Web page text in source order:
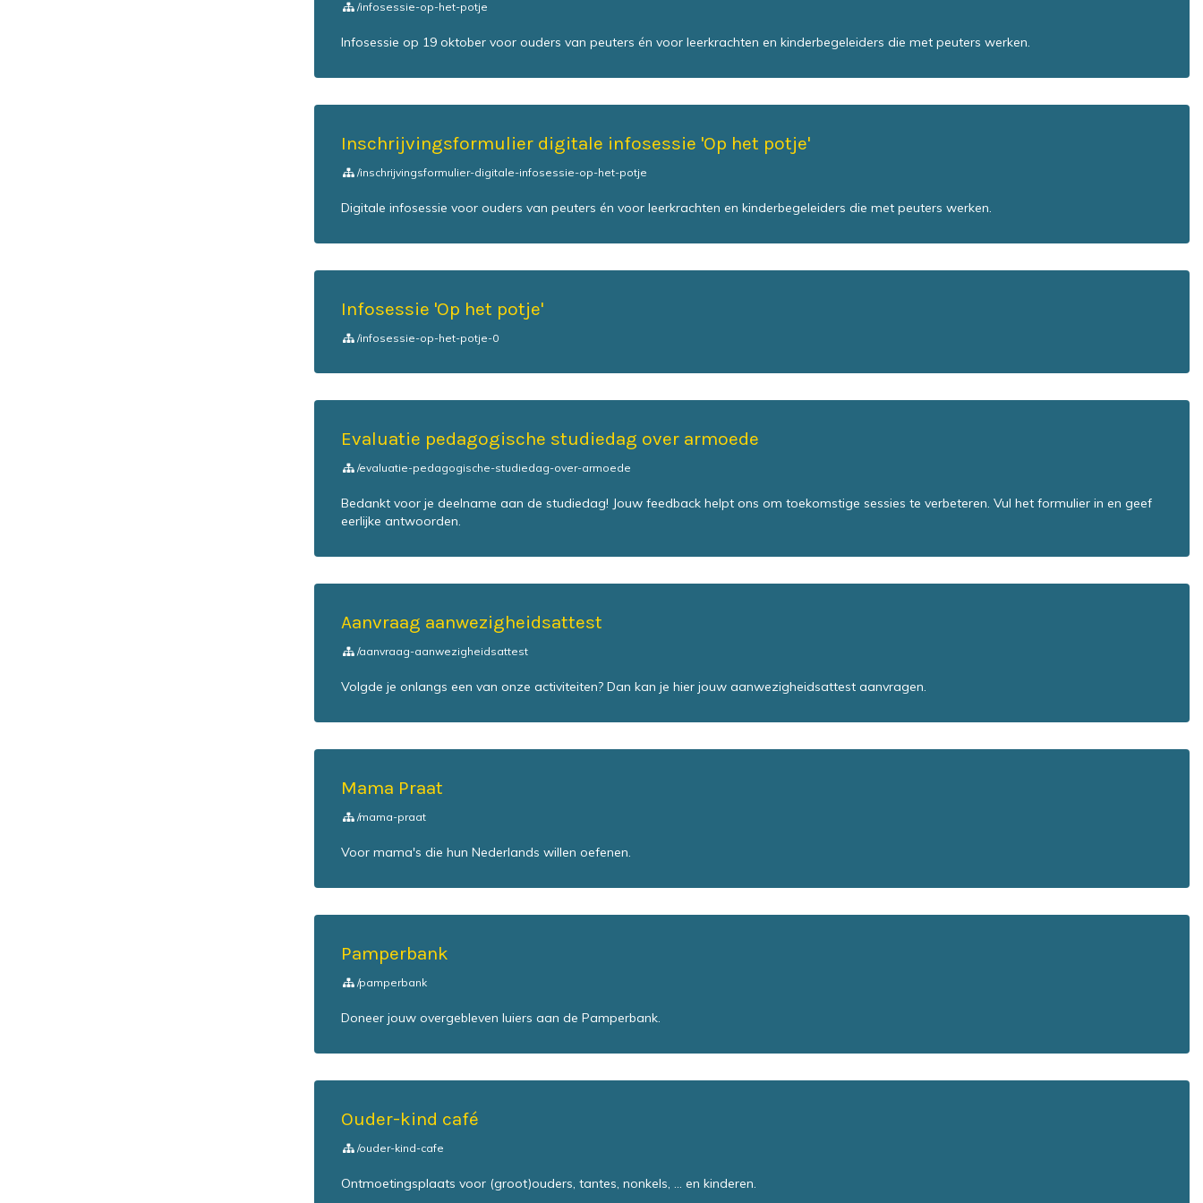
/infosessie-op-het-potje
Infosessie op 19 oktober voor ouders van peuters én voor leerkrachten en kinderbegeleiders die met peuters werken.
Inschrijvingsformulier digitale infosessie 'Op het potje'
/inschrijvingsformulier-digitale-infosessie-op-het-potje
Digitale infosessie voor ouders van peuters én voor leerkrachten en kinderbegeleiders die met peuters werken.
Infosessie 'Op het potje'
/infosessie-op-het-potje-0
Evaluatie pedagogische studiedag over armoede
/evaluatie-pedagogische-studiedag-over-armoede
Bedankt voor je deelname aan de studiedag! Jouw feedback helpt ons om toekomstige sessies te verbeteren. Vul het formulier in en geef
eerlijke antwoorden.
Aanvraag aanwezigheidsattest
/aanvraag-aanwezigheidsattest
Volgde je onlangs een van onze activiteiten? Dan kan je hier jouw aanwezigheidsattest aanvragen.
Mama Praat
/mama-praat
Voor mama's die hun Nederlands willen oefenen.
Pamperbank
/pamperbank
Doneer jouw overgebleven luiers aan de Pamperbank.
Ouder-kind café
/ouder-kind-cafe
Ontmoetingsplaats voor (groot)ouders, tantes, nonkels, ... en kinderen.